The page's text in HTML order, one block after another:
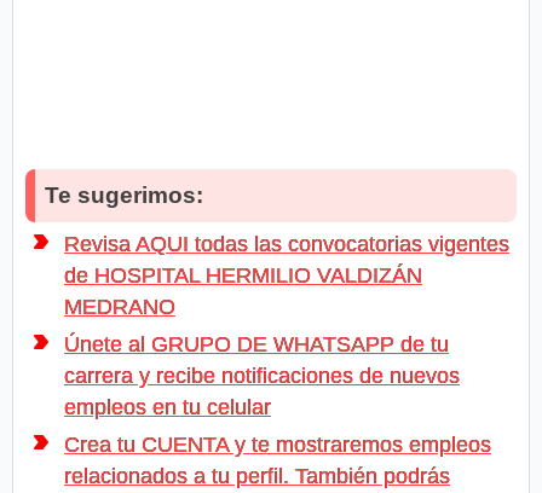
Te sugerimos:
Revisa AQUI todas las convocatorias vigentes
de HOSPITAL HERMILIO VALDIZÁN
MEDRANO
Únete al GRUPO DE WHATSAPP de tu
carrera y recibe notificaciones de nuevos
empleos en tu celular
Crea tu CUENTA y te mostraremos empleos
relacionados a tu perfil. También podrás